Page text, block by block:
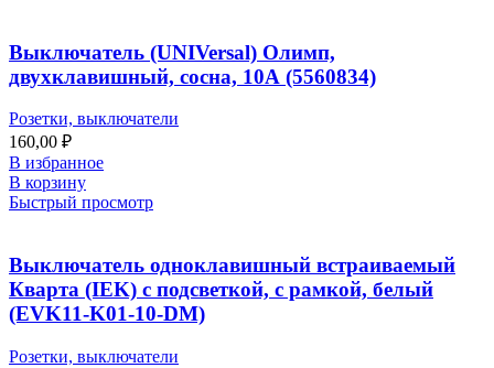
Выключатель (UNIVersal) Олимп,
двухклавишный, сосна, 10А (5560834)
Розетки, выключатели
160,00 ₽
В избранное
В корзину
Быстрый просмотр
Выключатель одноклавишный встраиваемый
Кварта (IEK) с подсветкой, с рамкой, белый
(EVK11-K01-10-DM)
Розетки, выключатели